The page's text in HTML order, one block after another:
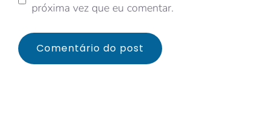
próxima vez que eu comentar.